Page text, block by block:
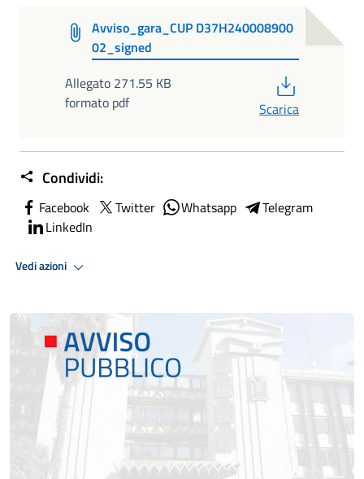
Avviso_gara_CUP D37H240008900
02_signed
Allegato 271.55 KB
formato pdf
Scarica
Condividi:
Facebook Twitter Whatsapp
Telegram
LinkedIn
Vedi azioni